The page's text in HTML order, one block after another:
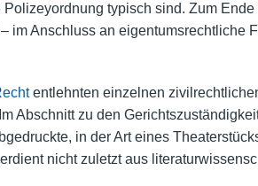
typisch sind. Zum Ende
im Anschluss an eigentumsrechtliche
entlehnten einzelnen
Abschnitt zu den
in der Art eines
nicht zuletzt aus